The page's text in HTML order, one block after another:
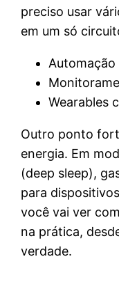
preciso usar
em um só
Wearables
Outro ponto
energia. Em
(deep sleep),
para
você vai ver
na prática,
verdade.